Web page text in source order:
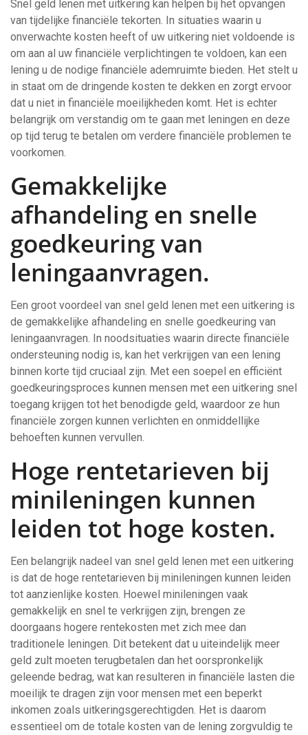
Snel geld lenen met uitkering kan helpen bij het opvangen
van tijdelijke financiële tekorten. In situaties waarin u
onverwachte kosten heeft of uw uitkering niet voldoende is
om aan al uw financiële verplichtingen te voldoen, kan een
lening u de nodige financiële ademruimte bieden. Het stelt u
in staat om de dringende kosten te dekken en zorgt ervoor
dat u niet in financiële moeilijkheden komt. Het is echter
belangrijk om verstandig om te gaan met leningen en deze
op tijd terug te betalen om verdere financiële problemen te
voorkomen.
Gemakkelijke
afhandeling en snelle
goedkeuring van
leningaanvragen.
Een groot voordeel van snel geld lenen met een uitkering is
de gemakkelijke afhandeling en snelle goedkeuring van
leningaanvragen. In noodsituaties waarin directe financiële
ondersteuning nodig is, kan het verkrijgen van een lening
binnen korte tijd cruciaal zijn. Met een soepel en efficiënt
goedkeuringsproces kunnen mensen met een uitkering snel
toegang krijgen tot het benodigde geld, waardoor ze hun
financiële zorgen kunnen verlichten en onmiddellijke
behoeften kunnen vervullen.
Hoge rentetarieven bij
minileningen kunnen
leiden tot hoge kosten.
Een belangrijk nadeel van snel geld lenen met een uitkering
is dat de hoge rentetarieven bij minileningen kunnen leiden
tot aanzienlijke kosten. Hoewel minileningen vaak
gemakkelijk en snel te verkrijgen zijn, brengen ze
doorgaans hogere rentekosten met zich mee dan
traditionele leningen. Dit betekent dat u uiteindelijk meer
geld zult moeten terugbetalen dan het oorspronkelijk
geleende bedrag, wat kan resulteren in financiële lasten die
moeilijk te dragen zijn voor mensen met een beperkt
inkomen zoals uitkeringsgerechtigden. Het is daarom
essentieel om de totale kosten van de lening zorgvuldig te